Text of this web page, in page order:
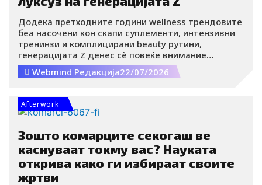
Додека претходните години wellness трендовите
беа насочени кон скапи суплементи, интензивни
тренинзи и комплицирани beauty рутини,
генерацијата Z денес сè повеќе внимание
посветува на нешто многу поедноставно
квалитетниот сон. Токму од тоа настана трендот
освои TikTok, Instagram и wellness заедницата
широм светот.
Webmind Редакција22/07/2026
Afterwork
Зошто комарците секогаш ве
каснуваат токму вас? Науката
открива како ги избираат своите
жртви